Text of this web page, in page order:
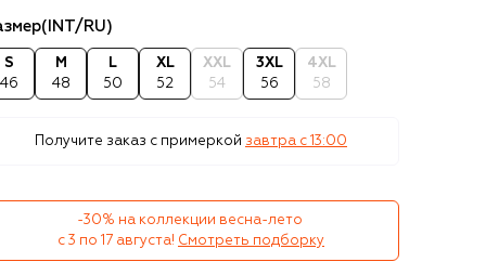
(INT/RU)
S
46
M
48
L
50
XL
52
XXL
54
3XL
56
4XL
58
Получите заказ с примеркой завтра c 13:00
-30% на коллекции весна-лето
с 3 по 17 августа! Смотреть подборку